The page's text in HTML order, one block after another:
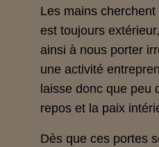
Les mains
est toujours
ainsi à nous porter
une activité
laisse donc que peu
repos et la paix
Dès que ces portes